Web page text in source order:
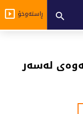
ڕاستەوخۆ
لەسەر